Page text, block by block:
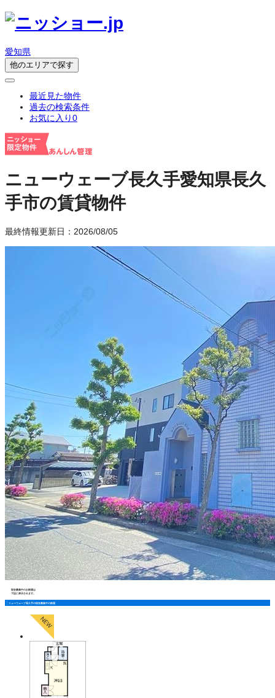
愛知県
他のエリアで探す
最近見た物件
過去の検索条件
お気に入り0
ニューウェーブ長久手愛知県長久
手市の賃貸物件
最終情報更新日：2026/08/05
現在募集中のお部屋は
下記に表示されます。
ニューウェーブ長久手の現在募集中の部屋